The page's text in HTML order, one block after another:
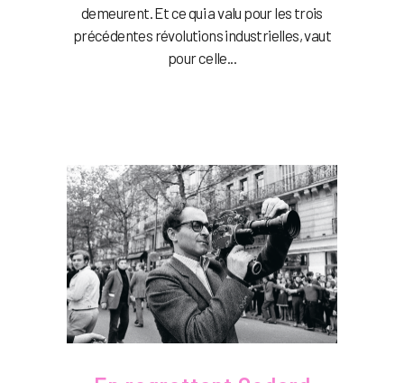
demeurent. Et ce qui a valu pour les trois
précédentes révolutions industrielles, vaut
pour celle...